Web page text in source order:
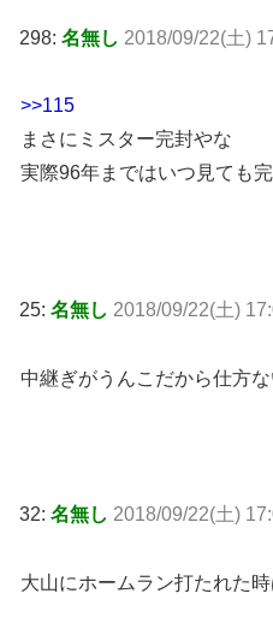
298: 名無し 2018/09/22(土)
>>115
まさにミスター完封やな
実際96年まではいつ見ても
25: 名無し 2018/09/22(土)
中継ぎがうんこだから仕方
32: 名無し 2018/09/22(土)
大山にホームラン打たれた